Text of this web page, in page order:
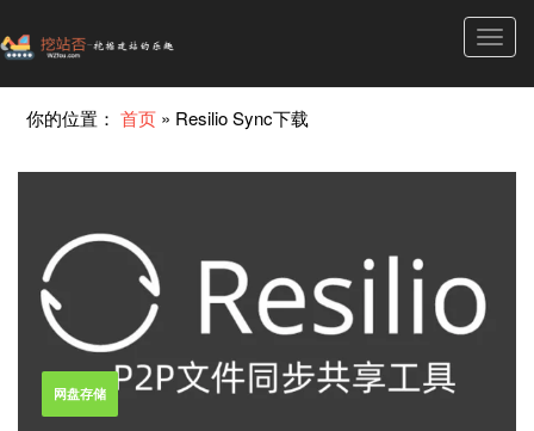
你的位置：首页 » Resilio Sync下载
网盘存储